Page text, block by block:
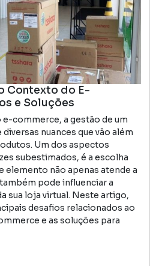
Contexto do E-
e Soluções
commerce, a gestão de um
nuances que vão além
Um dos aspectos
subestimados, é a escolha
elemento não apenas atende a
pode influenciar a
sua loja virtual. Neste artigo,
desafios relacionados ao
e as soluções para